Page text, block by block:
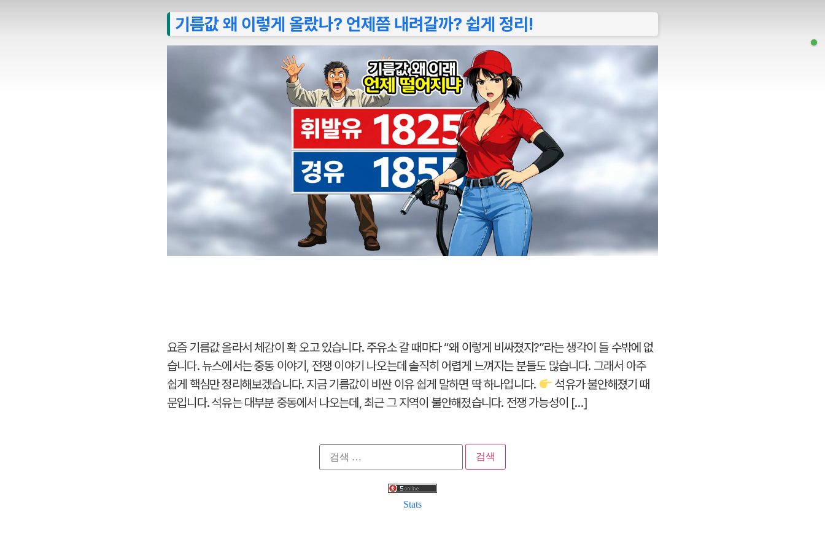
기름값 왜 이렇게 올랐나? 언제쯤 내려갈까? 쉽게 정리!
요즘 기름값 올라서 체감이 확 오고 있습니다. 주유소 갈 때마다 “왜 이렇게 비싸졌지?”라는 생각이 들 수밖에 없
습니다. 뉴스에서는 중동 이야기, 전쟁 이야기 나오는데 솔직히 어렵게 느껴지는 분들도 많습니다. 그래서 아주
쉽게 핵심만 정리해보겠습니다. 지금 기름값이 비싼 이유 쉽게 말하면 딱 하나입니다.
석유가 불안해졌기 때
문입니다. 석유는 대부분 중동에서 나오는데, 최근 그 지역이 불안해졌습니다. 전쟁 가능성이 […]
검
색:
Stats